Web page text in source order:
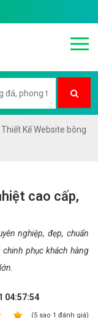
Thiết Kế Website bông
cao cấp,
nghiệp, đẹp, chuẩn
phục khách hàng
04:57:54
(5 sao 1 đánh giá)